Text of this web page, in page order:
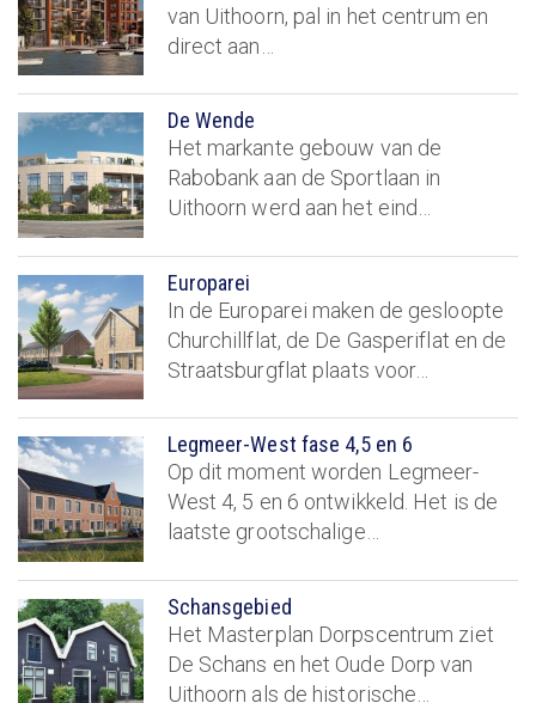
van Uithoorn, pal in het centrum en
direct aan…
De Wende
Het markante gebouw van de
Rabobank aan de Sportlaan in
Uithoorn werd aan het eind…
Europarei
In de Europarei maken de gesloopte
Churchillflat, de De Gasperiflat en de
Straatsburgflat plaats voor…
Legmeer-West fase 4,5 en 6
Op dit moment worden Legmeer-
West 4, 5 en 6 ontwikkeld. Het is de
laatste grootschalige…
Schansgebied
Het Masterplan Dorpscentrum ziet
De Schans en het Oude Dorp van
Uithoorn als de historische…